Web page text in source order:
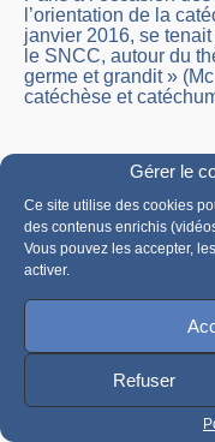
Gérer le
Ce site utilise des cookies
des contenus enrichis
Vous pouvez les accepter,
activer.
Refuser
l’orientation de la
janvier 2016, se
le SNCC, autour du
germe et grandit »
catéchèse et
« Catéchisme
» et « Année
Paul II à